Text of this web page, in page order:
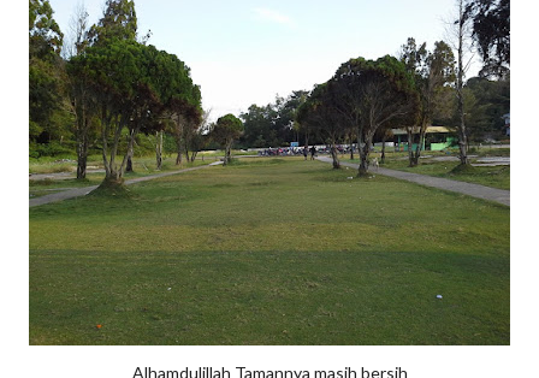
Alhamdulillah Tamannya masih bersih